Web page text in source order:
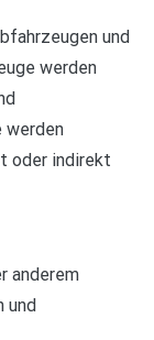
und
werden
werden
oder indirekt
anderem
und